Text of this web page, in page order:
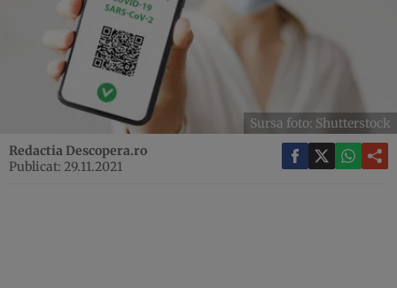
Sursa foto: Shutterstock
Redactia Descopera.ro
Publicat: 29.11.2021